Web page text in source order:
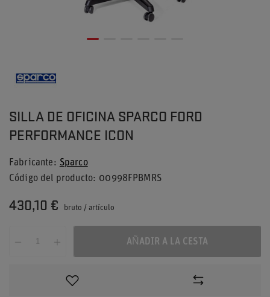
SILLA DE OFICINA SPARCO FORD
PERFORMANCE ICON
Fabricante
Sparco
Código del producto
00998FPBMRS
430,10 € bruto / artículo
AÑADIR A LA CESTA